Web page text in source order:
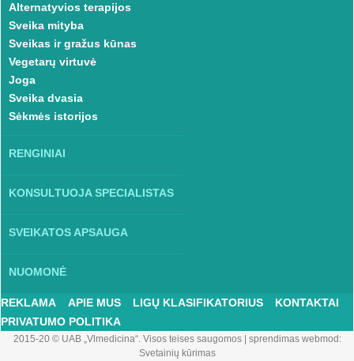
Alternatyvios terapijos
Sveika mityba
Sveikas ir gražus kūnas
Vegetarų virtuvė
Joga
Sveika dvasia
Sėkmės istorijos
RENGINIAI
KONSULTUOJA SPECIALISTAS
SVEIKATOS APSAUGA
NUOMONĖ
REKLAMA APIE MUS LIGŲ KLASIFIKATORIUS
KONTAKTAI
PRIVATUMO POLITIKA
2015-20 © UAB „Vlmedicina“. Visos teises saugomos| sprendimas webmod:
Svetainių kūrimas